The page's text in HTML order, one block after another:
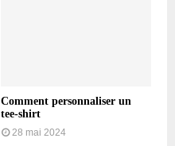
Comment personnaliser un
tee-shirt
28 mai 2024